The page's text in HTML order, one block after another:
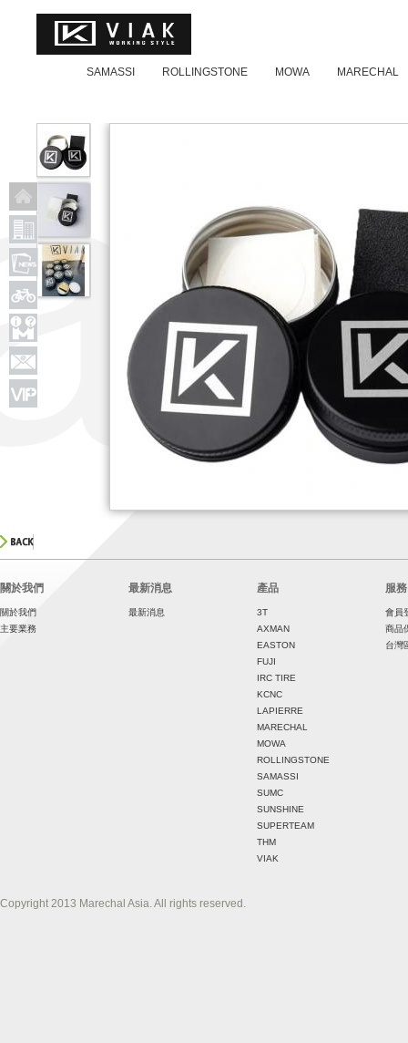
MARECHAL
MOWA
ROLLINGSTONE
SAMASSI
關於我們
關於我們
主要業務
最新消息
最新消息
產品
3T
AXMAN
EASTON
FUJI
IRC TIRE
KCNC
LAPIERRE
MARECHAL
MOWA
ROLLINGSTONE
SAMASSI
SUMC
SUNSHINE
SUPERTEAM
THM
VIAK
服務
會員
商品
台灣
Copyright 2013 Marechal Asia. All rights reserved.